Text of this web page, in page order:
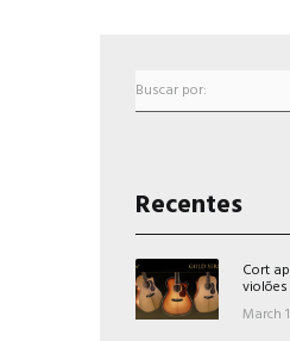
Recentes
Cort
violões
March